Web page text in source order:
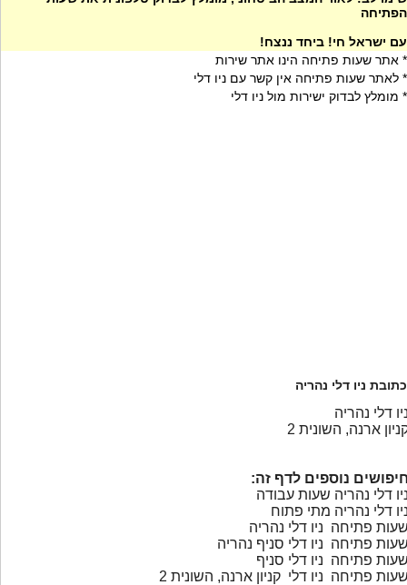
הפתיחה
עם ישראל חי! ביחד ננצח!
* אתר שעות פתיחה הינו אתר שירות
* לאתר שעות פתיחה אין קשר עם ניו דלי
* מומלץ לבדוק ישירות מול ניו דלי
כתובת ניו דלי נהריה
דלי נהריה
ארנה, השונית 2
נוספים לדף זה:
דלי נהריה שעות עבודה
דלי נהריה מתי פתוח
פתיחה ניו דלי נהריה
פתיחה ניו דלי סניף נהריה
פתיחה ניו דלי סניף
פתיחה ניו דלי קניון ארנה, השונית 2